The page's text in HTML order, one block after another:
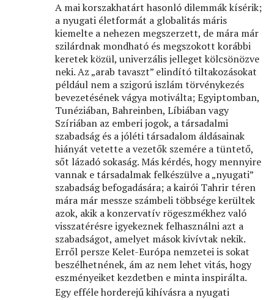
A mai korszakhatárt hasonló dilemmák kísérik;
a nyugati életformát a globalitás máris
kiemelte a nehezen megszerzett, de mára már
szilárdnak mondható és megszokott korábbi
keretek közül, univerzális jelleget kölcsönözve
neki. Az „arab tavaszt” elindító tiltakozásokat
például nem a szigorú iszlám törvénykezés
bevezetésének vágya motiválta; Egyiptomban,
Tunéziában, Bahreinben, Líbiában vagy
Szíriában az emberi jogok, a társadalmi
szabadság és a jóléti társadalom áldásainak
hiányát vetette a vezetők szemére a tüntető,
sőt lázadó sokaság. Más kérdés, hogy mennyire
vannak e társadalmak felkészülve a „nyugati”
szabadság befogadására; a kairói Tahrir téren
mára már messze számbeli többsége kerültek
azok, akik a konzervatív rögeszmékhez való
visszatérésre igyekeznek felhasználni azt a
szabadságot, amelyet mások kivívtak nekik.
Erről persze Kelet-Európa nemzetei is sokat
beszélhetnének, ám az nem lehet vitás, hogy
eszményeiket kezdetben e minta inspirálta.
Egy efféle horderejű kihívásra a nyugati